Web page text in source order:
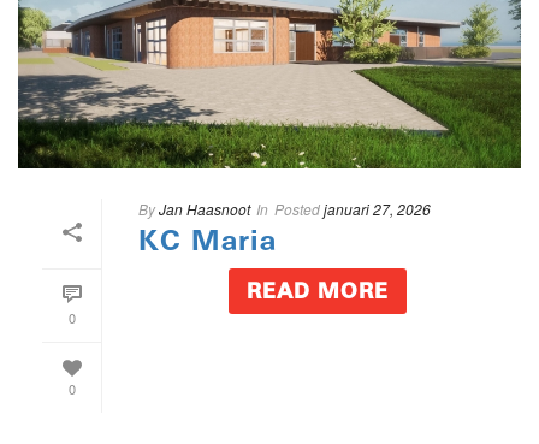
0
0
ByJan Haasnoot In Postedjanuari 27, 2026
KC Maria
READ MORE